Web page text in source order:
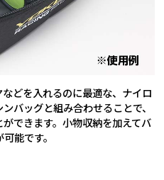
どを入れるのに最適な、ナイロ
バッグと組み合わせることで、
できます。小物収納を加えてバ
能です。